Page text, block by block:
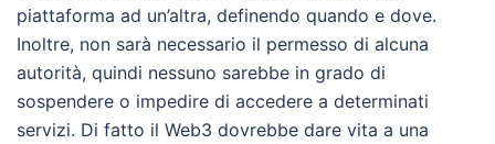
piattaforma ad un’altra, definendo quando e dove.
Inoltre, non sarà necessario il permesso di alcuna
autorità, quindi nessuno sarebbe in grado di
sospendere o impedire di accedere a determinati
servizi. Di fatto il Web3 dovrebbe dare vita a una